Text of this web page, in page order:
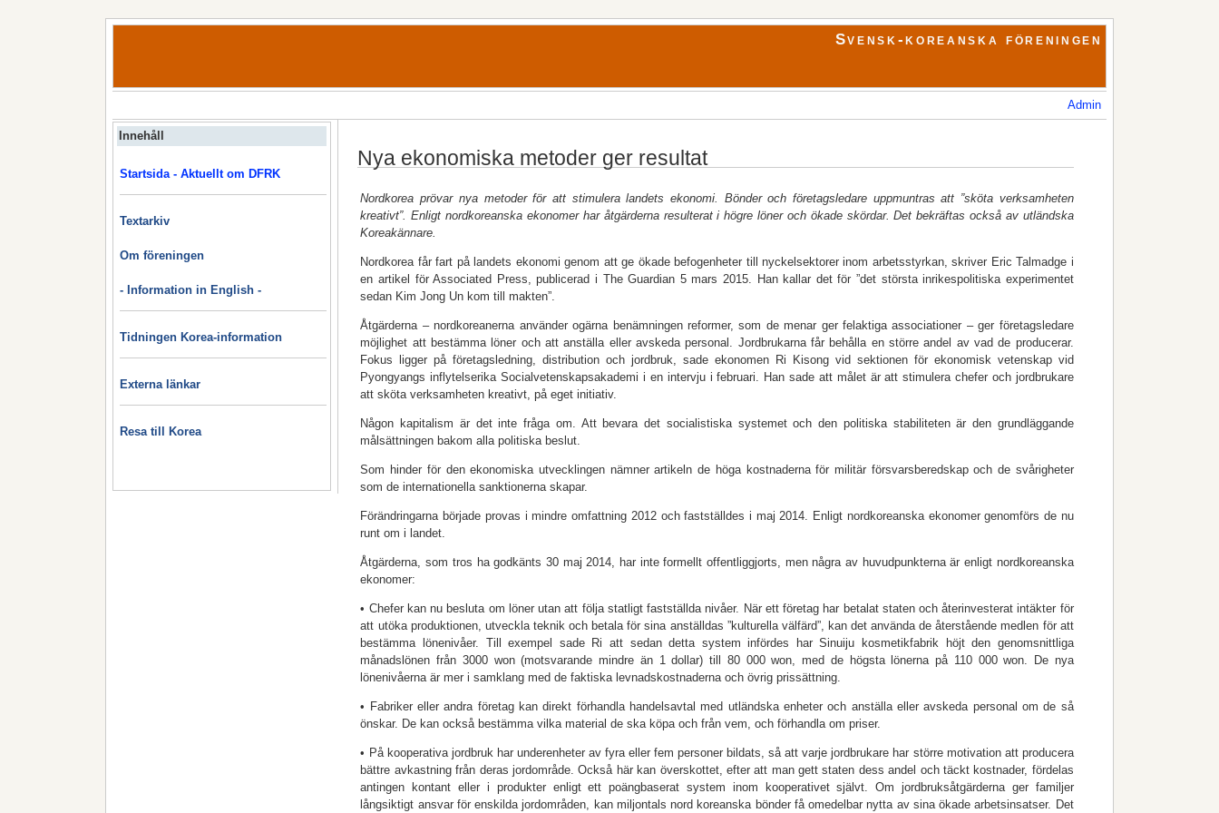
Svensk-koreanska föreningen
Admin
Innehåll
Startsida - Aktuellt om DFRK
Textarkiv
Om föreningen
- Information in English -
Tidningen Korea-information
Externa länkar
Resa till Korea
Nya ekonomiska metoder ger resultat
Nordkorea prövar nya metoder för att stimulera landets ekonomi. Bönder och företagsledare uppmuntras att ”sköta verksamheten
kreativt”. Enligt nordkoreanska ekonomer har åtgärderna resulterat i högre löner och ökade skördar. Det bekräftas också av utländska
Koreakännare.
Nordkorea får fart på landets ekonomi genom att ge ökade befogenheter till nyckelsektorer inom arbetsstyrkan, skriver Eric Talmadge i
en artikel för Associated Press, publicerad i The Guardian 5 mars 2015. Han kallar det för ”det största inrikespolitiska experimentet
sedan Kim Jong Un kom till makten”.
Åtgärderna – nordkoreanerna använder ogärna benämningen reformer, som de menar ger felaktiga associationer – ger företagsledare
möjlighet att bestämma löner och att anställa eller avskeda personal. Jordbrukarna får behålla en större andel av vad de producerar.
Fokus ligger på företagsledning, distribution och jordbruk, sade ekonomen Ri Kisong vid sektionen för ekonomisk vetenskap vid
Pyongyangs inflytelserika Socialvetenskapsakademi i en intervju i februari. Han sade att målet är att stimulera chefer och jordbrukare
att sköta verksamheten kreativt, på eget initiativ.
Någon kapitalism är det inte fråga om. Att bevara det socialistiska systemet och den politiska stabiliteten är den grundläggande
målsättningen bakom alla politiska beslut.
Som hinder för den ekonomiska utvecklingen nämner artikeln de höga kostnaderna för militär försvarsberedskap och de svårigheter
som de internationella sanktionerna skapar.
Förändringarna började provas i mindre omfattning 2012 och fastställdes i maj 2014. Enligt nordkoreanska ekonomer genomförs de nu
runt om i landet.
Åtgärderna, som tros ha godkänts 30 maj 2014, har inte formellt offentliggjorts, men några av huvudpunkterna är enligt nordkoreanska
ekonomer:
• Chefer kan nu besluta om löner utan att följa statligt fastställda nivåer. När ett företag har betalat staten och återinvesterat intäkter för
att utöka produktionen, utveckla teknik och betala för sina anställdas ”kulturella välfärd”, kan det använda de återstående medlen för att
bestämma lönenivåer. Till exempel sade Ri att sedan detta system infördes har Sinuiju kosmetikfabrik höjt den genomsnittliga
månadslönen från 3000 won (motsvarande mindre än 1 dollar) till 80 000 won, med de högsta lönerna på 110 000 won. De nya
lönenivåerna är mer i samklang med de faktiska levnadskostnaderna och övrig prissättning.
• Fabriker eller andra företag kan direkt förhandla handelsavtal med utländska enheter och anställa eller avskeda personal om de så
önskar. De kan också bestämma vilka material de ska köpa och från vem, och förhandla om priser.
• På kooperativa jordbruk har underenheter av fyra eller fem personer bildats, så att varje jordbrukare har större motivation att producera
bättre avkastning från deras jordområde. Också här kan överskottet, efter att man gett staten dess andel och täckt kostnader, fördelas
antingen kontant eller i produkter enligt ett poängbaserat system inom kooperativet självt. Om jordbruksåtgärderna ger familjer
långsiktigt ansvar för enskilda jordområden, kan miljontals nord­ koreanska bönder få omedelbar nytta av sina ökade arbetsinsatser. Det